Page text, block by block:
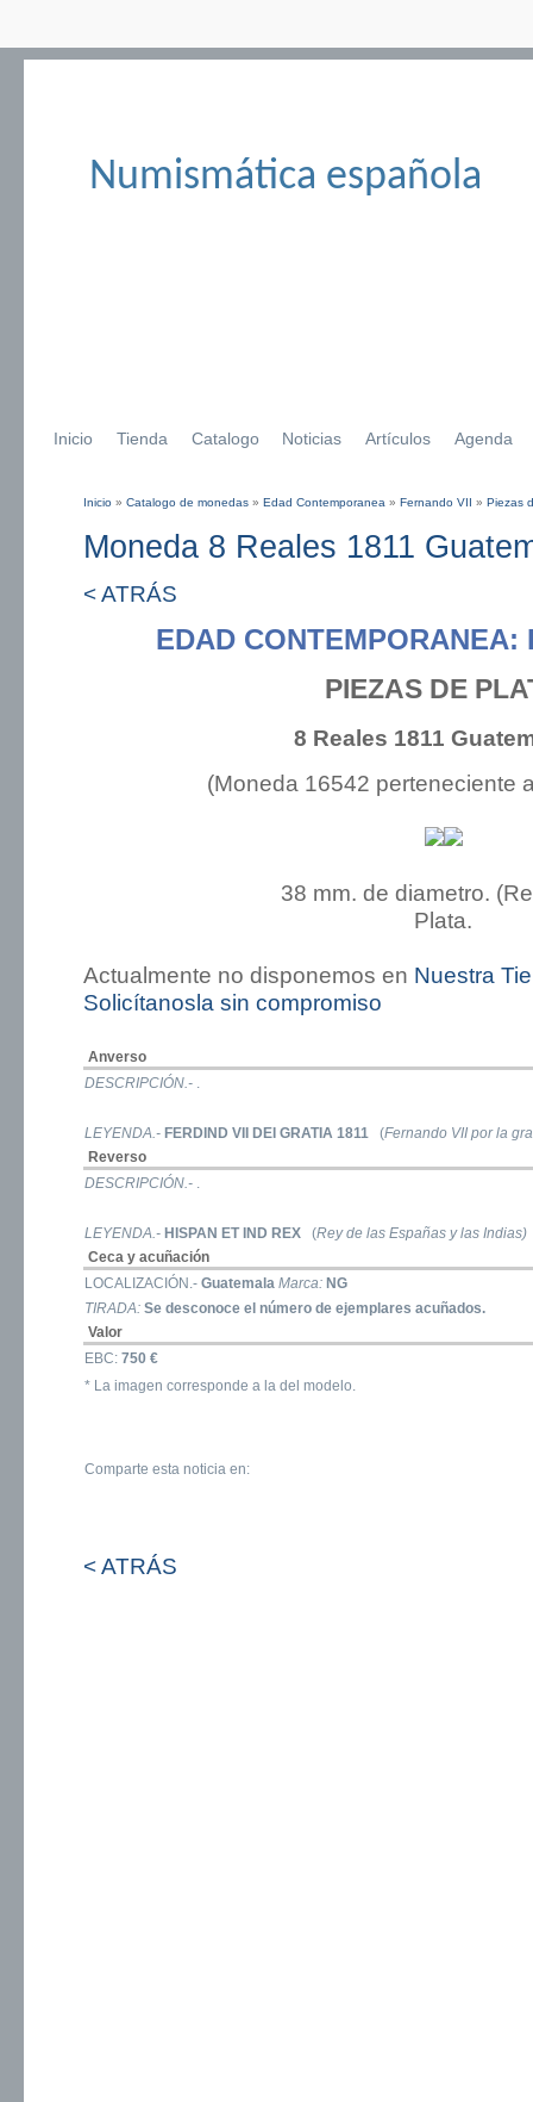
Numismática española
Inicio Tienda Catalogo Noticias Artículos Agenda
Inicio » Catalogo de monedas » Edad Contemporanea » Fernando VII » Piezas
Moneda 8 Reales 1811
< ATRÁS
EDAD CONTEMPORANEA:
PIEZAS DE
8 Reales 1811
(Moneda 16542 perteneciente
38 mm. de diametro.
Plata.
Actualmente no disponemos en Nuestra
Solicítanosla sin compromiso
Anverso
DESCRIPCIÓN.- .
LEYENDA.- FERDIND VII DEI GRATIA 1811 (Fernando VII por la
Reverso
DESCRIPCIÓN.- .
LEYENDA.- HISPAN ET IND REX (Rey de las Españas y las Indias)
Ceca y acuñación
LOCALIZACIÓN.- Guatemala Marca: NG
TIRADA: Se desconoce el número de ejemplares acuñados.
Valor
EBC: 750 €
* La imagen corresponde a la del modelo.
Comparte esta noticia en:
< ATRÁS